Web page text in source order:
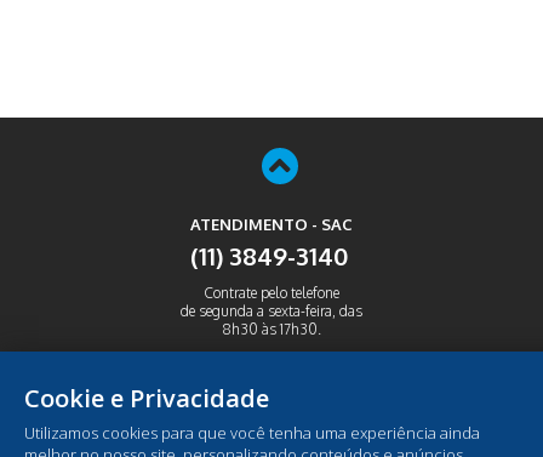
ATENDIMENTO - SAC
(11) 3849-3140
Contrate pelo telefone
de segunda a sexta-feira, das
8h30 às 17h30.
Cookie e Privacidade
Utilizamos cookies para que você tenha uma experiência ainda